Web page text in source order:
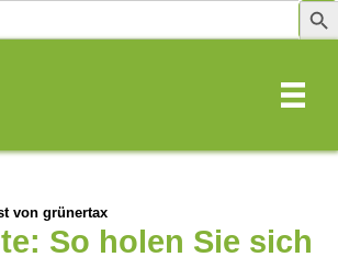
von grünertax
So holen Sie sich